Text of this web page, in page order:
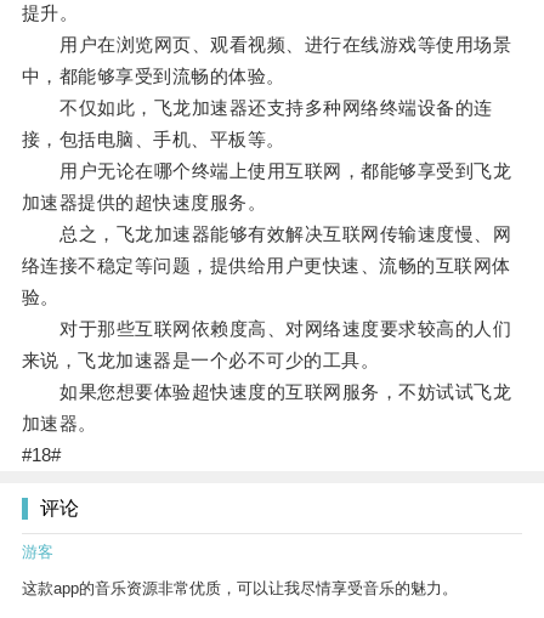
提升。
用户在浏览网页、观看视频、进行在线游戏等使用场景
中，都能够享受到流畅的体验。
不仅如此，飞龙加速器还支持多种网络终端设备的连
接，包括电脑、手机、平板等。
用户无论在哪个终端上使用互联网，都能够享受到飞龙
加速器提供的超快速度服务。
总之，飞龙加速器能够有效解决互联网传输速度慢、网
络连接不稳定等问题，提供给用户更快速、流畅的互联网体
验。
对于那些互联网依赖度高、对网络速度要求较高的人们
来说，飞龙加速器是一个必不可少的工具。
如果您想要体验超快速度的互联网服务，不妨试试飞龙
加速器。
#18#
评论
游客
这款app的音乐资源非常优质，可以让我尽情享受音乐的魅力。